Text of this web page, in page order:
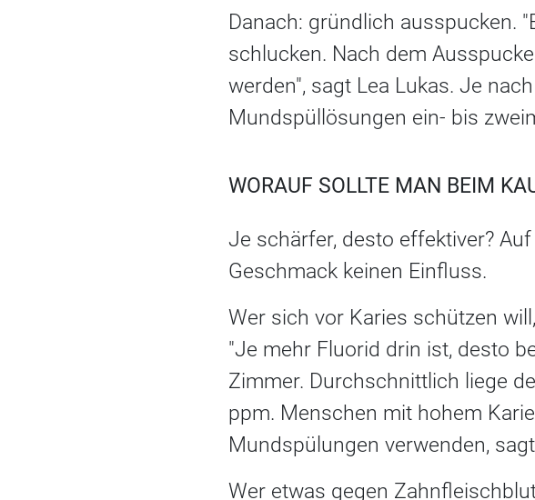
Danach: gründlich ausspucken.
schlucken. Nach dem
werden", sagt Lea Lukas. Je
Mundspüllösungen ein- bis
WORAUF SOLLTE MAN BEIM
Je schärfer, desto effektiver?
Geschmack keinen Einfluss.
Wer sich vor Karies schützen
"Je mehr Fluorid drin ist, desto
Zimmer. Durchschnittlich liege
ppm. Menschen mit hohem
Mundspülungen verwenden,
Wer etwas gegen